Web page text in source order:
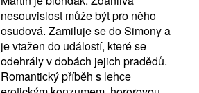
nesouvislost může být pro něho
osudová. Zamiluje se do Simony a
je vtažen do událostí, které se
odehrály v dobách jejich pradědů.
Romantický příběh s lehce